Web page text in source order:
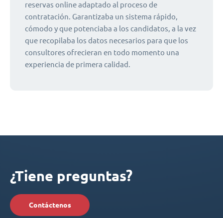
reservas online adaptado al proceso de
contratación. Garantizaba un sistema rápido,
cómodo y que potenciaba a los candidatos, a la vez
que recopilaba los datos necesarios para que los
consultores ofrecieran en todo momento una
experiencia de primera calidad.
¿Tiene preguntas?
Contáctenos